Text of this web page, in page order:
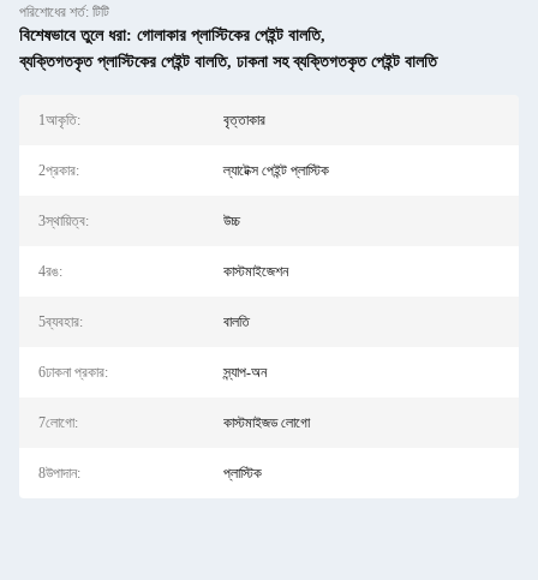
পরিশোধের শর্ত: টিটি
বিশেষভাবে তুলে ধরা: গোলাকার প্লাস্টিকের পেইন্ট বালতি,
ব্যক্তিগতকৃত প্লাস্টিকের পেইন্ট বালতি, ঢাকনা সহ ব্যক্তিগতকৃত পেইন্ট বালতি
1আকৃতি: বৃত্তাকার
2প্রকার: ল্যাটেক্স পেইন্ট প্লাস্টিক
3স্থায়িত্ব: উচ্চ
4রঙ: কাস্টমাইজেশন
5ব্যবহার: বালতি
6ঢাকনা প্রকার: স্ন্যাপ-অন
7লোগো: কাস্টমাইজড লোগো
8উপাদান: প্লাস্টিক